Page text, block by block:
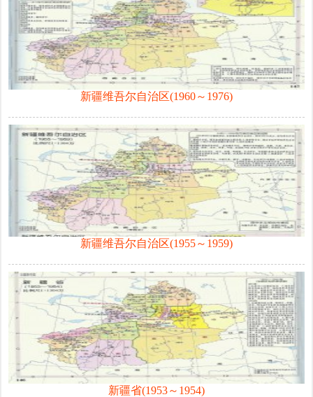
新疆维吾尔自治区(1960～1976)
新疆维吾尔自治区(1955～1959)
新疆省(1953～1954)